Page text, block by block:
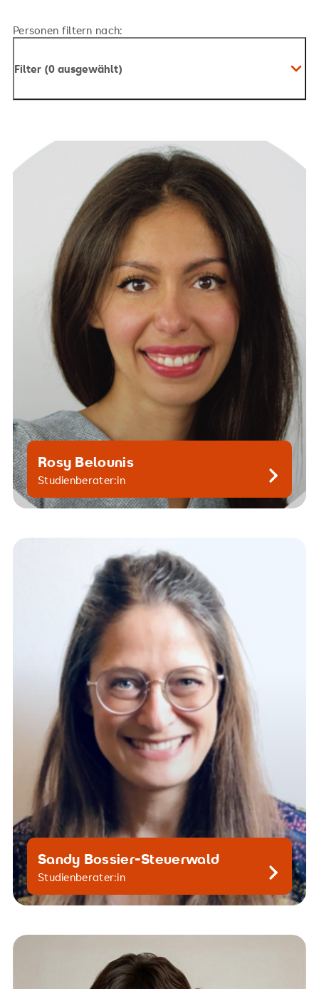
Personen filtern nach:
Filter (0 ausgewählt)
Rosy Belounis
Studienberater:in
rosy.belounis@srh.de
+49 30 515650 209
Kontaktiere mich gern
Sandy Bossier-Steuerwald
Studienberater:in
sandy.bossier-steuerwald@srh.de
+49 30 515650 203
Kontaktiere mich gern
studienberatung.hsg@srh.de
+49 30 515650 213